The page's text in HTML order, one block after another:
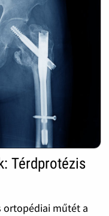
Térdprotézis
ortopédiai műtét a